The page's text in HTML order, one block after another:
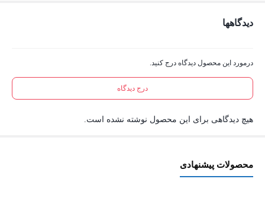
دیدگاهها
درمورد این محصول دیدگاه درج کنید.
درج دیدگاه
هیچ دیدگاهی برای این محصول نوشته نشده است.
محصولات پیشنهادی